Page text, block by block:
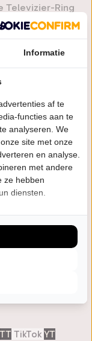
Televizier-Ring
bij jong én
Familie
Jeugd
Familie
TT TikTok YT
Informatie
af te
functies aan te
analyseren. We
site met onze
en analyse.
met andere
ze hebben
diensten.